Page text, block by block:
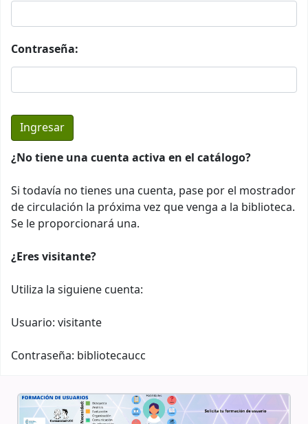
Contraseña:
¿No tiene una cuenta activa en el catálogo?
Si todavía no tienes una cuenta, pase por el mostrador
de circulación la próxima vez que venga a la biblioteca.
Se le proporcionará una.
¿Eres visitante?
Utiliza la siguiene cuenta:
Usuario: visitante
Contraseña: bibliotecaucc